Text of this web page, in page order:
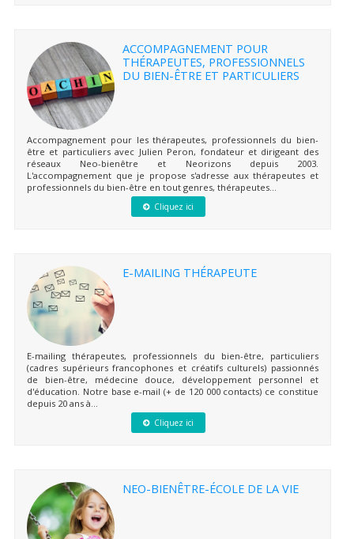
ACCOMPAGNEMENT POUR
THÉRAPEUTES, PROFESSIONNELS
DU BIEN-ÊTRE ET PARTICULIERS
Accompagnement pour les thérapeutes, professionnels du bien-
être et particuliers avec Julien Peron, fondateur et dirigeant des
réseaux Neo-bienêtre et Neorizons depuis 2003.
L'accompagnement que je propose s'adresse aux thérapeutes et
professionnels du bien-être en tout genres, thérapeutes...
Cliquez ici
E-MAILING THÉRAPEUTE
E-mailing thérapeutes, professionnels du bien-être, particuliers
(cadres supérieurs francophones et créatifs culturels) passionnés
de bien-être, médecine douce, développement personnel et
d'éducation. Notre base e-mail (+ de 120 000 contacts) ce constitue
depuis 20 ans à...
Cliquez ici
NEO-BIENÊTRE-ÉCOLE DE LA VIE